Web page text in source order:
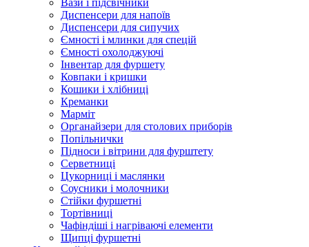
Диспенсери для напоїв
Диспенсери для сипучих
Ємності і млинки для спецій
Ємності охолоджуючі
Інвентар для фуршету
Ковпаки і кришки
Кошики і хлібниці
Креманки
Марміт
Органайзери для столових приборів
Попільнички
Підноси і вітрини для фурштету
Серветниці
Цукорниці і маслянки
Соусники і молочники
Стійки фуршетні
Тортівниці
Чафіндіші і нагріваючі елементи
Щипці фуршетні